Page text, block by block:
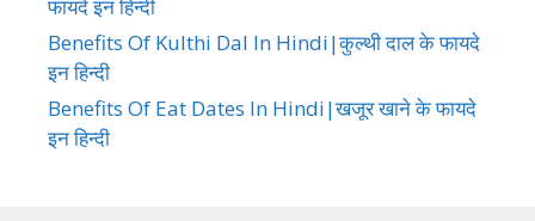
फायदे इन हिन्दी
Benefits Of Kulthi Dal In Hindi|कुल्थी दाल के फायदे
इन हिन्दी
Benefits Of Eat Dates In Hindi|खजूर खाने के फायदे
इन हिन्दी